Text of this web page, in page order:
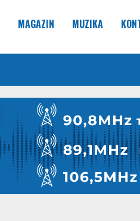
MAGAZIN MUZIKA